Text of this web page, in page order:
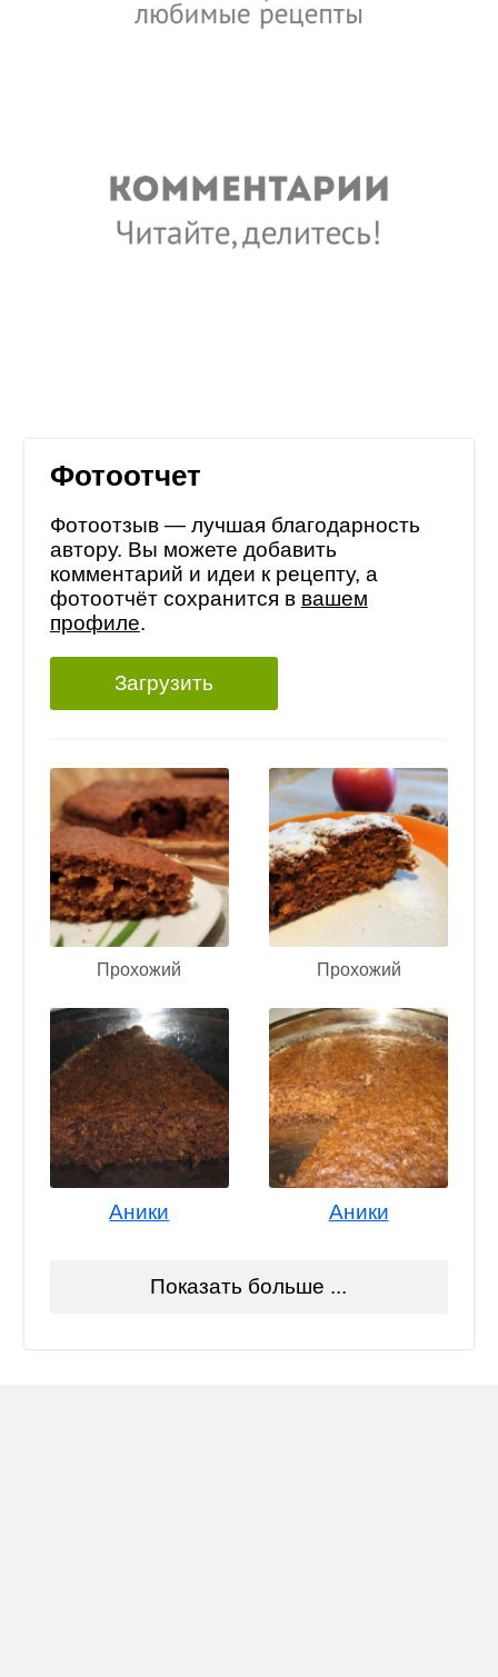
Фотоотчет
Фотоотзыв — лучшая благодарность
автору. Вы можете добавить
комментарий и идеи к рецепту, а
фотоотчёт сохранится в вашем
профиле.
Загрузить
Прохожий Прохожий
Аники Аники
Показать больше ...